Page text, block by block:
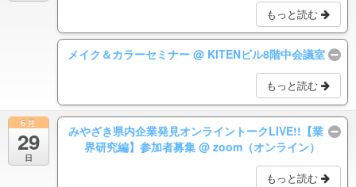
もっと読む
メイク＆カラーセミナー @ KITENビル8階中会議室
もっと読む
6月
29
日
みやざき県内企業発見オンライントークLIVE!!【業
界研究編】参加者募集@ zoom（オンライン）
もっと読む